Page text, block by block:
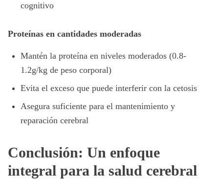
cognitivo
Proteínas en cantidades moderadas
Mantén la proteína en niveles moderados (0.8-
1.2g/kg de peso corporal)
Evita el exceso que puede interferir con la cetosis
Asegura suficiente para el mantenimiento y
reparación cerebral
Conclusión: Un enfoque
integral para la salud cerebral